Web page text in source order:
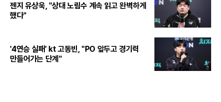
젠지 유상욱, "상대 노림수 계속 읽고 완벽하게
했다"
'4연승 실패' kt 고동빈, "PO 앞두고 경기력
만들어가는 단계"